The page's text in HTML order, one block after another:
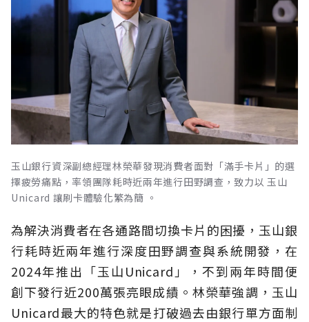
玉山銀行資深副總經理林榮華發現消費者面對「滿手卡片」的選
擇疲勞痛點，率領團隊耗時近兩年進行田野調查，致力以 玉山
Unicard 讓刷卡體驗化繁為簡 。
為解決消費者在各通路間切換卡片的困擾，玉山銀
行耗時近兩年進行深度田野調查與系統開發，在
2024年推出「玉山Unicard」，不到兩年時間便
創下發行近200萬張亮眼成績。林榮華強調，玉山
Unicard最大的特色就是打破過去由銀行單方面制